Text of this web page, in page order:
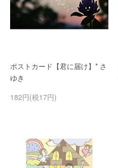
ポストカード【君に届け】* さ
ゆき
182円(税17円)